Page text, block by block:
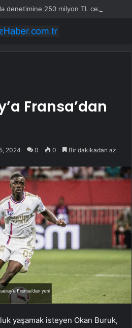
Fransa’dan
2024 0 0 Bir dakikadan az
yaşamak isteyen Okan Buruk,